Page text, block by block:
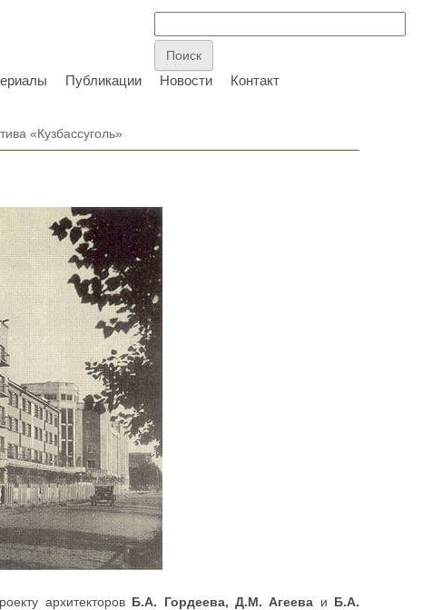
Публикации Новости Контакт
«Кузбассуголь»
архитекторовБ.А. Гордеева, Д.М. Агеева и Б.А.